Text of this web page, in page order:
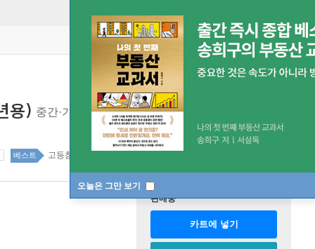
오늘은 그만 보기
용) 중간·기말 내신 대비 필수 교재
베스트 고등참고서 top20 10주
판매중
카트에 넣기